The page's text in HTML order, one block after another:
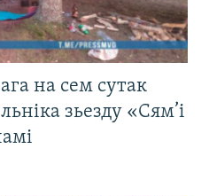
на сем сутак
зьезду «Сям’і